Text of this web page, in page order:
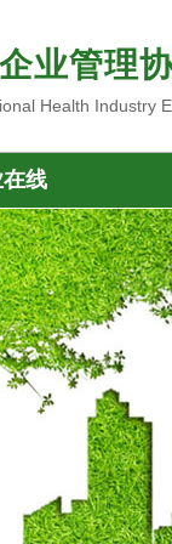
业管理
Health Industry
线